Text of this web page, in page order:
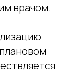
врачом.